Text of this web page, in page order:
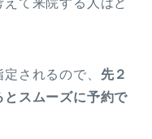
されるので、 先２
スムーズに予約で